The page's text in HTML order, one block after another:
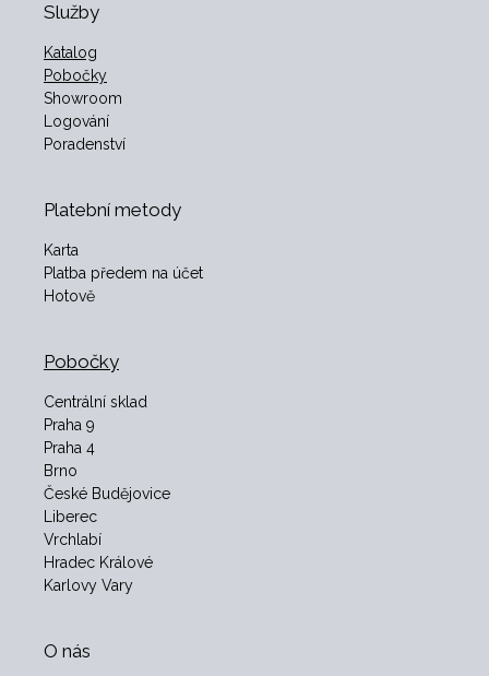
Služby
Katalog
Pobočky
Showroom
Logování
Poradenství
Platební metody
Karta
Platba předem na účet
Hotově
Pobočky
Centrální sklad
Praha 9
Praha 4
Brno
České Budějovice
Liberec
Vrchlabí
Hradec Králové
Karlovy Vary
O nás